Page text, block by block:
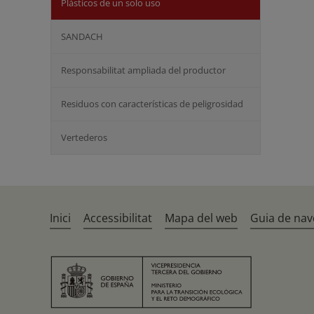
Plásticos de un solo uso
SANDACH
Responsabilitat ampliada del productor
Residuos con características de peligrosidad
Vertederos
Inici Accessibilitat Mapa del web Guia de